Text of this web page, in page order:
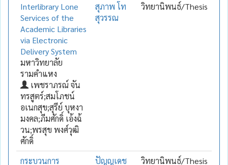
Interlibrary Lone
Services of the
Academic Libraries
via Electronic
Delivery System
มหาวิทยาลัย
รามคำแหง
เพชราภรณ์ จัน
ทรสูตร์;สมโภชน์
อเนกสุข;สุรีย์ บุหงา
มงคล;ภีมศักดิ์ เอ้งฉ้
วน;พรสุข พงศ์วุฒิ
ศักดิ์
สุภาพ โท
สุวรรณ
วิทยานิพนธ์/Thesis
กระบวนการ
ปัญญเดช
วิทยานิพนธ์/Thesis